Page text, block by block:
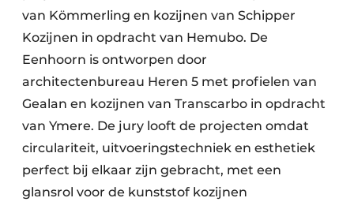
van Kömmerling en kozijnen van Schipper
Kozijnen in opdracht van Hemubo. De
Eenhoorn is ontworpen door
architectenbureau Heren 5 met profielen van
Gealan en kozijnen van Transcarbo in opdracht
van Ymere. De jury looft de projecten omdat
circulariteit, uitvoeringstechniek en esthetiek
perfect bij elkaar zijn gebracht, met een
glansrol voor de kunststof kozijnen